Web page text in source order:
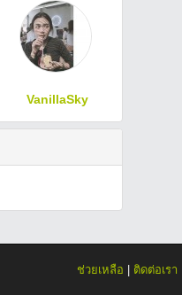
VanillaSky
ช่วยเหลือ ติดต่อเรา